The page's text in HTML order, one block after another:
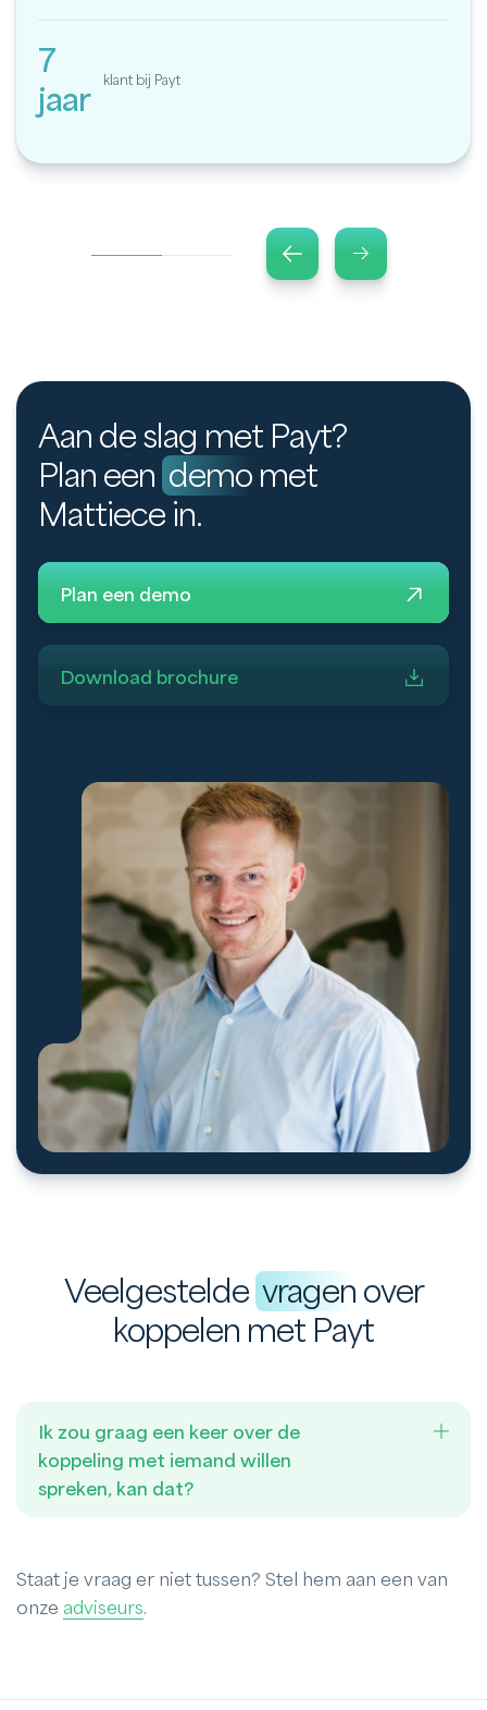
7
jaar
klant bij Payt
Aan de slag met Payt?
Plan een demo met
Mattiece in.
Plan een demo
Download brochure
Veelgestelde vragen over
koppelen met Payt
Ik zou graag een keer over de
koppeling met iemand willen
spreken, kan dat?
Staat je vraag er niet tussen? Stel hem aan een van
onze adviseurs.